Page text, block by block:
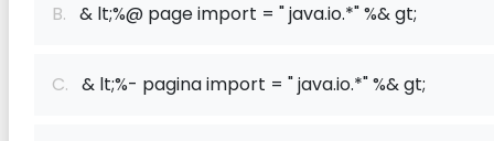
B. & lt;%@ page import = " java.io.*" %& gt;
C. & lt;%- pagina import = " java.io.*" %& gt;